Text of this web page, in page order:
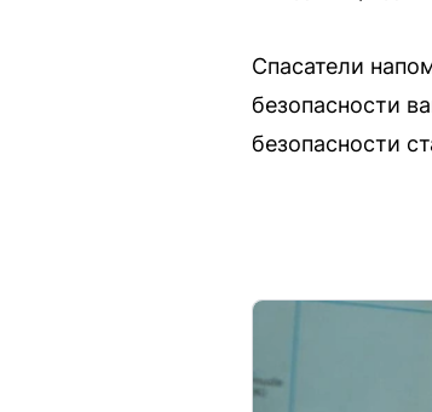
Спасатели
безопасности
безопасности